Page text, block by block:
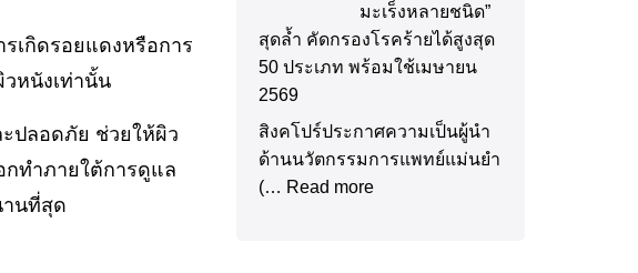
เกิดรอยแดงหรือการ
หนังเท่านั้น
ะปลอดภัย ช่วยให้ผิว
ทำภายใต้การดูแล
านที่สุด
มะเร็งหลายชนิด”
สุดล้ำ คัดกรองโรคร้ายได้สูงสุด
50 ประเภท พร้อมใช้เมษายน
2569
สิงคโปร์ประกาศความเป็นผู้นำ
ด้านนวัตกรรมการแพทย์แม่นยำ
(… Read more